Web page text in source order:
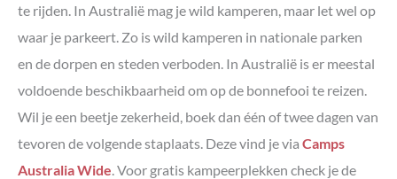
te rijden. In Australië mag je wild kamperen, maar let wel op
waar je parkeert. Zo is wild kamperen in nationale parken
en de dorpen en steden verboden. In Australië is er meestal
voldoende beschikbaarheid om op de bonnefooi te reizen.
Wil je een beetje zekerheid, boek dan één of twee dagen van
tevoren de volgende staplaats. Deze vind je via Camps
Australia Wide . Voor gratis kampeerplekken check je de